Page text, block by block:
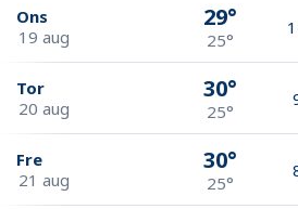
Ons
19 aug
29°
25°
Tor
20 aug
30°
25°
Fre
21 aug
30°
25°